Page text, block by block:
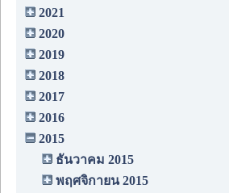
2021
2020
2019
2018
2017
2016
2015
ธันวาคม 2015
พฤศจิกายน 2015